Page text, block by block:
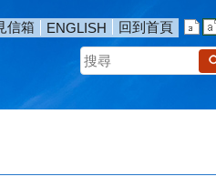
信箱 ENGLISH
回到首頁